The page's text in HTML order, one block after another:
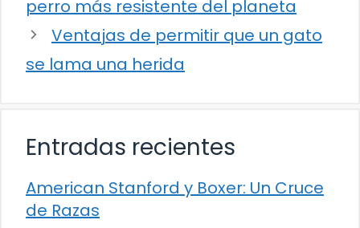
perro más resistente del planeta
Ventajas de permitir que un gato
se lama una herida
Entradas recientes
American Stanford y Boxer: Un Cruce
de Razas